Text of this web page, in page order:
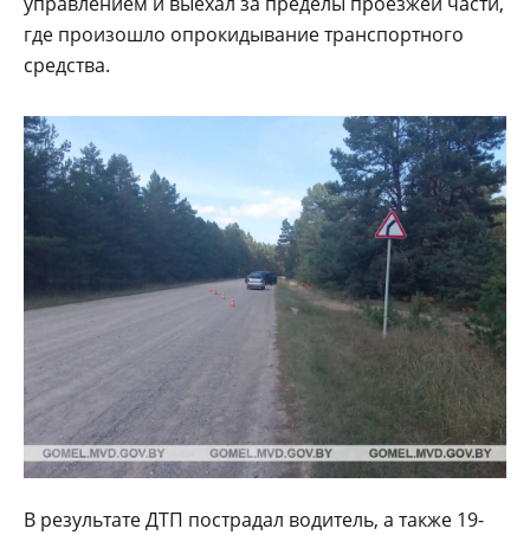
где произошло опрокидывание транспортного
средства.
В результате ДТП пострадал водитель, а также 19-